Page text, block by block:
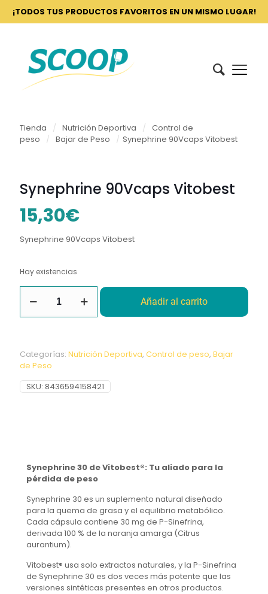
¡TODOS TUS PRODUCTOS FAVORITOS EN UN MISMO LUGAR!
Tienda / Nutrición Deportiva / Control de
peso
/ Bajar de Peso / Synephrine 90Vcaps Vitobest
Synephrine 90Vcaps Vitobest
15,30€
Synephrine 90Vcaps Vitobest
Hay existencias
90Vcaps
Vitobest
Añadir al carrito
Categorías: Nutrición Deportiva, Control de peso, Bajar
de Peso
SKU: 8436594158421
Synephrine 30 de Vitobest®: Tu aliado para la
pérdida de peso
Synephrine 30 es un suplemento natural diseñado
para la quema de grasa y el equilibrio metabólico.
Cada cápsula contiene 30 mg de P-Sinefrina,
derivada 100 % de la naranja amarga (Citrus
aurantium).
Vitobest® usa solo extractos naturales, y la P-Sinefrina
de Synephrine 30 es dos veces más potente que las
versiones sintéticas presentes en otros productos.